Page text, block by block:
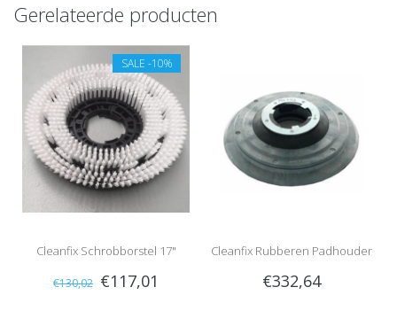
Gerelateerde producten
SALE -10%
Cleanfix Schrobborstel 17"
€130,02 €117,01
Cleanfix Rubberen Padhouder
voor High Speed
€332,64